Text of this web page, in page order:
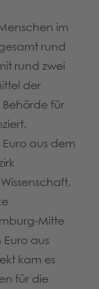
im
rund
rund zwei
der
für
aus dem
Mitte
aus
kam es
für die